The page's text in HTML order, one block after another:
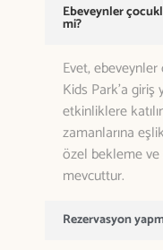
Ebeveynler
mi?
Evet,
Kids Park’a
etkinliklere
zamanlarına
özel bekleme ve
mevcuttur.
Rezervasyon